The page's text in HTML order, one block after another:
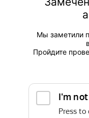
Мы заметили
Пройдите